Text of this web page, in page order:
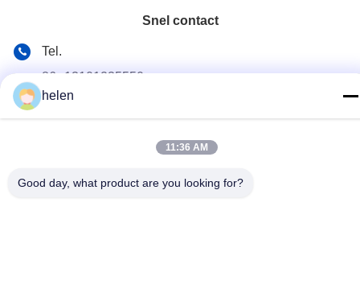
Snel contact
Tel.
86--13101235550
De Commissie heeft de Commissie verzocht om de
helen
11:36 AM
Good day, what product are you looking for?